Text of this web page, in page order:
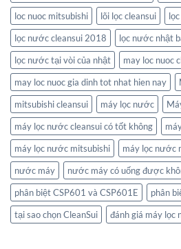
loc nuoc mitsubishi
lõi lọc cleansui
lọc nước cleansui 2018
lọc nước nhật
lọc nước tại vòi của nhật
may loc nuoc
may loc nuoc gia dinh tot nhat hien nay
mitsubishi cleansui
máy lọc nước
máy lọc nước cleansui có tốt không
máy lọc nước mitsubishi
máy lọc nước
nước máy
nước máy có uống được
phân biệt CSP601 và CSP601E
phân
tại sao chọn CleanSui
đánh giá máy lọc